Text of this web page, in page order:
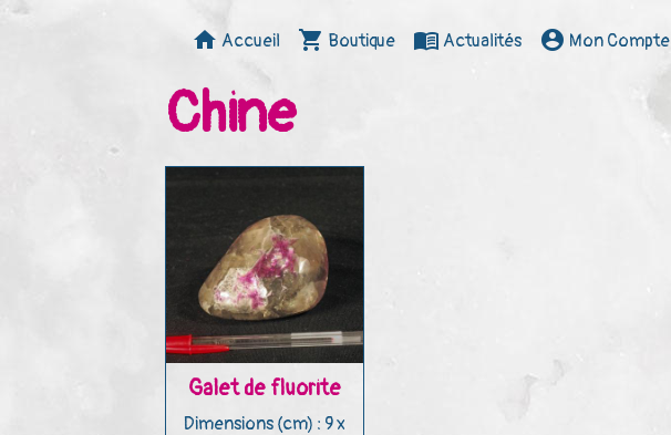
Accueil Boutique Actualités Mon Compte
Chine
Galet de fluorite
Dimensions (cm) : 9 x